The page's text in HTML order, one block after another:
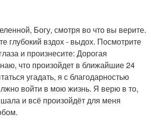
Богу, смотря во что вы верите.
глубокий вздох - выдох. Посмотрите
и произнесите: Дорогая
что произойдет в ближайшие 24
угадать, я с благодарностью
войти в мою жизнь. Я верю в то,
и всё произойдёт для меня